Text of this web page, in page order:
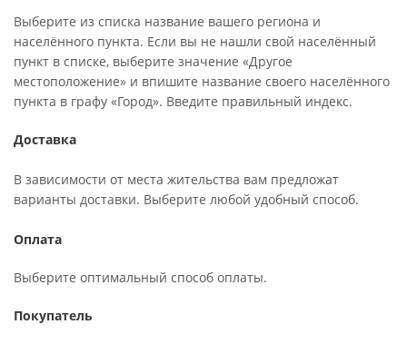
Выберите из списка название вашего региона и
населённого пункта. Если вы не нашли свой населённый
пункт в списке, выберите значение «Другое
местоположение» и впишите название своего населённого
пункта в графу «Город». Введите правильный индекс.
Доставка
В зависимости от места жительства вам предложат
варианты доставки. Выберите любой удобный способ.
Оплата
Выберите оптимальный способ оплаты.
Покупатель